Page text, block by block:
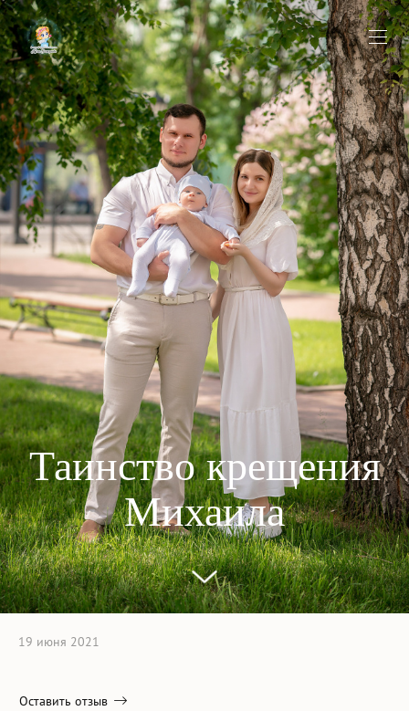
Таинство крещения
Михаила
19 июня 2021
Оставить отзыв